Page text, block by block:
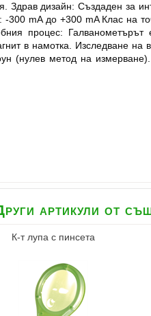
Здрав дизайн: Създаден за
300 mA до +300 mA Клас на
процес:
в намотка. Изследване на
(нулев метод на
артикули от
К-т лупа с пинсета